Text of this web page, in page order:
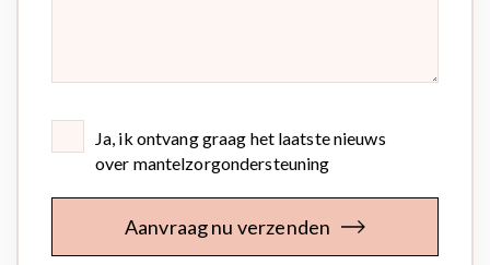
Ja, ik ontvang graag het laatste nieuws
over mantelzorgondersteuning
Aanvraag nu verzenden